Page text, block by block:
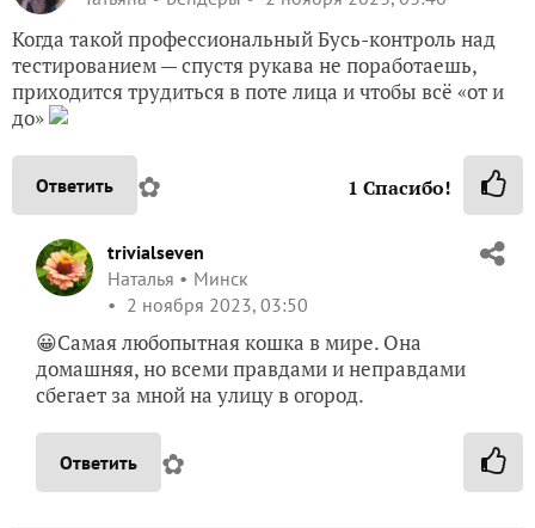
Когда такой профессиональный Бусь-контроль над
тестированием — спустя рукава не поработаешь,
приходится трудиться в поте лица и чтобы всё «от и
до»
Ответить ✿ 1 Спасибо!
trivialseven
Наталья
Минск
2 ноября 2023, 03:50
😀Самая любопытная кошка в мире. Она
домашняя, но всеми правдами и неправдами
сбегает за мной на улицу в огород.
Ответить ✿